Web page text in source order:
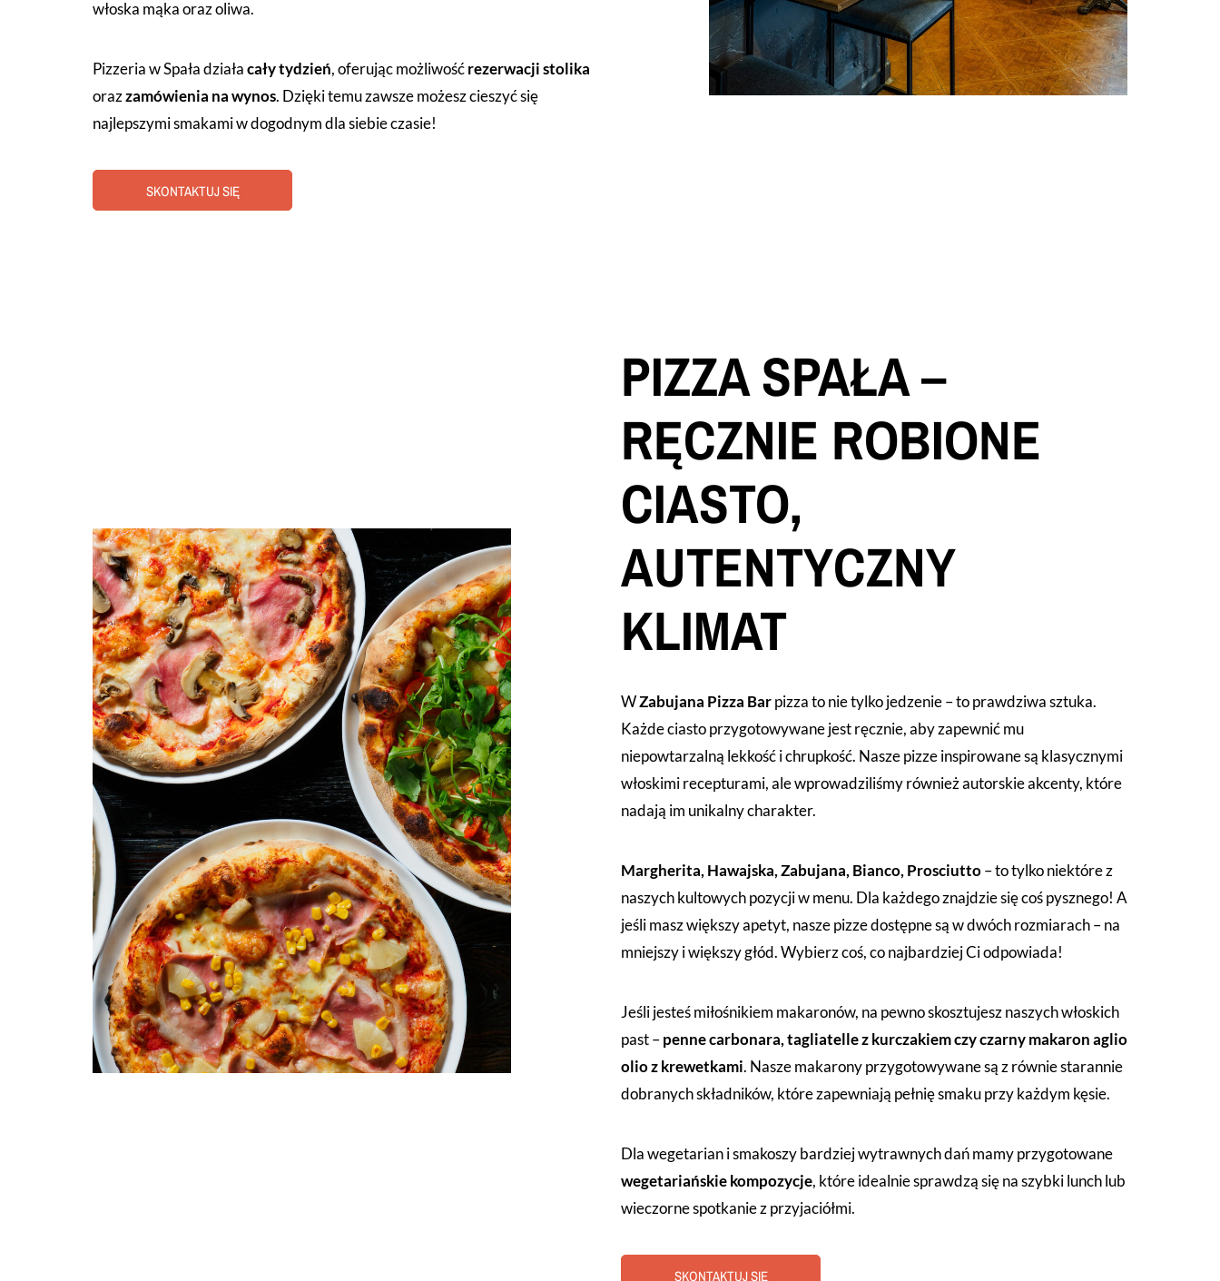
włoska mąka oraz oliwa.
Pizzeria w Spała działacały tydzień, oferując możliwośćrezerwacji stolika
orazzamówienia na wynos. Dzięki temu zawsze możesz cieszyć się
najlepszymi smakami w dogodnym dla siebie czasie!
SKONTAKTUJ SIĘ
PIZZA SPAŁA –
RĘCZNIE ROBIONE
CIASTO,
AUTENTYCZNY
KLIMAT
WZabujana Pizza Barpizza to nie tylko jedzenie – to prawdziwa sztuka.
Każde ciasto przygotowywane jest ręcznie, aby zapewnić mu
niepowtarzalną lekkość i chrupkość. Nasze pizze inspirowane są klasycznymi
włoskimi recepturami, ale wprowadziliśmy również autorskie akcenty, które
nadają im unikalny charakter.
Margherita, Hawajska, Zabujana, Bianco, Prosciutto– to tylko niektóre z
naszych kultowych pozycji w menu. Dla każdego znajdzie się coś pysznego! A
jeśli masz większy apetyt, nasze pizze dostępne są w dwóch rozmiarach – na
mniejszy i większy głód. Wybierz coś, co najbardziej Ci odpowiada!
Jeśli jesteś miłośnikiem makaronów, na pewno skosztujesz naszych włoskich
past –penne carbonara, tagliatelle z kurczakiem czy czarny makaron aglio
olio z krewetkami. Nasze makarony przygotowywane są z równie starannie
dobranych składników, które zapewniają pełnię smaku przy każdym kęsie.
Dla wegetarian i smakoszy bardziej wytrawnych dań mamy przygotowane
wegetariańskie kompozycje, które idealnie sprawdzą się na szybki lunch lub
wieczorne spotkanie z przyjaciółmi.
SKONTAKTUJ SIĘ